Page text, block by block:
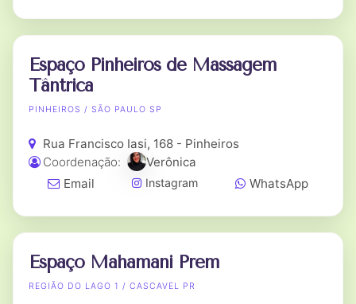
Espaço Pinheiros de Massagem
Tântrica
PINHEIROS / SÃO PAULO SP
Rua Francisco Iasi, 168 - Pinheiros
Coordenação:
Verônica
Email
Instagram WhatsApp
Espaço Mahamani Prem
REGIÃO DO LAGO 1 / CASCAVEL PR